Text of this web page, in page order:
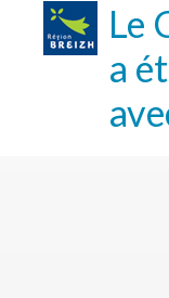
Le
a